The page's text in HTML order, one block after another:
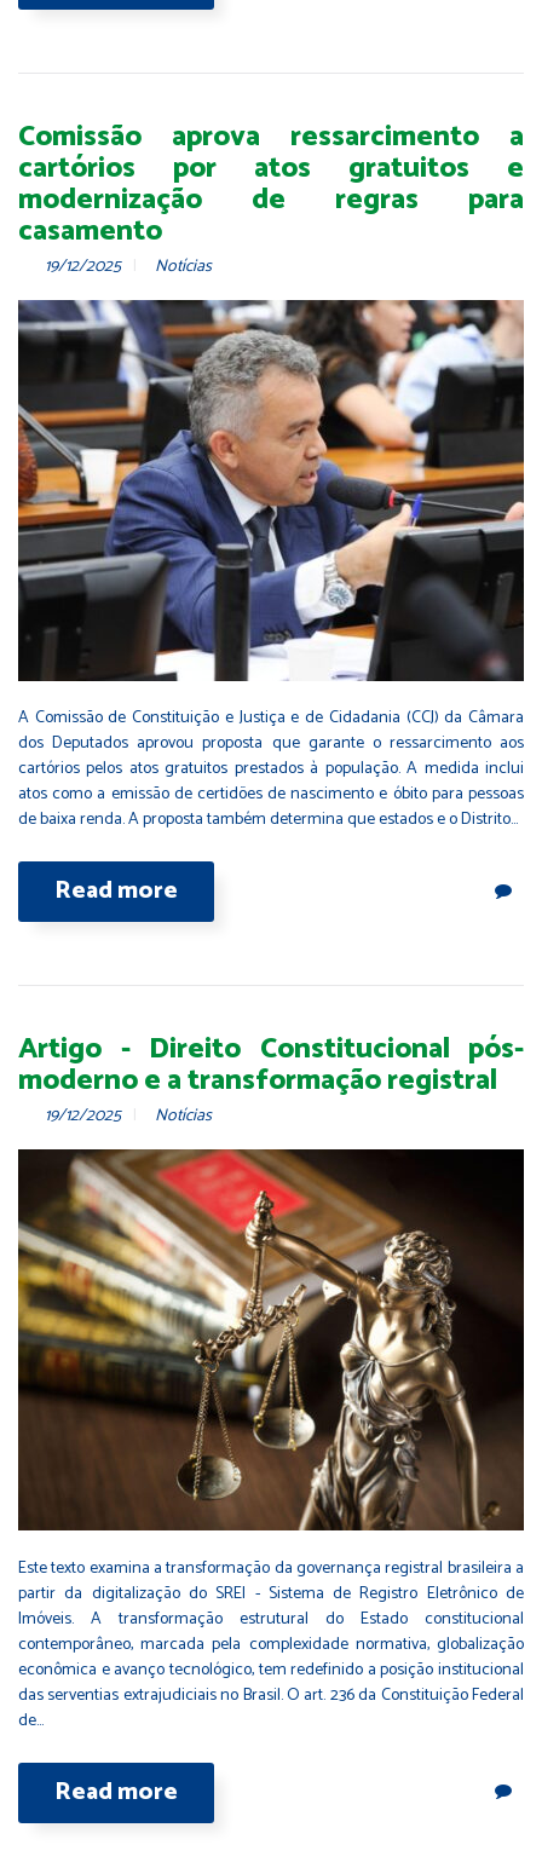
Comissão aprova ressarcimento a
cartórios por atos gratuitos e
modernização de regras para
casamento
19/12/2025 Notícias
A Comissão de Constituição e Justiça e de Cidadania (CCJ) da Câmara
dos Deputados aprovou proposta que garante o ressarcimento aos
cartórios pelos atos gratuitos prestados à população. A medida inclui
atos como a emissão de certidões de nascimento e óbito para pessoas
de baixa renda. A proposta também determina que estados e o Distrito…
Read more
Artigo - Direito Constitucional pós-
moderno e a transformação registral
19/12/2025 Notícias
Este texto examina a transformação da governança registral brasileira a
partir da digitalização do SREI - Sistema de Registro Eletrônico de
Imóveis. A transformação estrutural do Estado constitucional
contemporâneo, marcada pela complexidade normativa, globalização
econômica e avanço tecnológico, tem redefinido a posição institucional
das serventias extrajudiciais no Brasil. O art. 236 da Constituição Federal
de…
Read more